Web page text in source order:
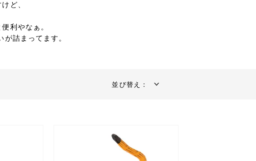
ど、
利やなぁ。
詰まってます。
並び替え：